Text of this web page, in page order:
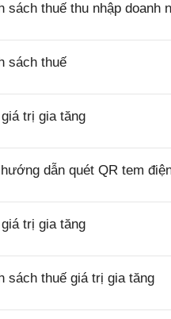
sách thuế thu nhập doanh
sách thuế
trị gia tăng
dẫn quét QR tem
trị gia tăng
sách thuế giá trị gia tăng